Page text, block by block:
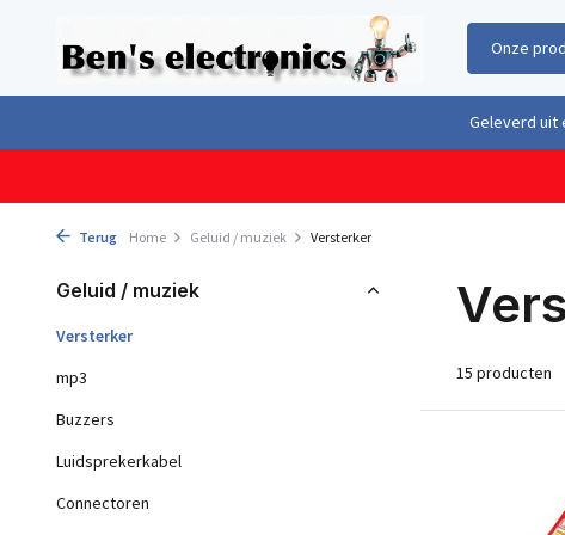
Onze
Geleverd uit
Terug Home Geluid / muziek Versterker
Geluid / muziek
Versterker
mp3
Buzzers
Luidsprekerkabel
Connectoren
15 producten